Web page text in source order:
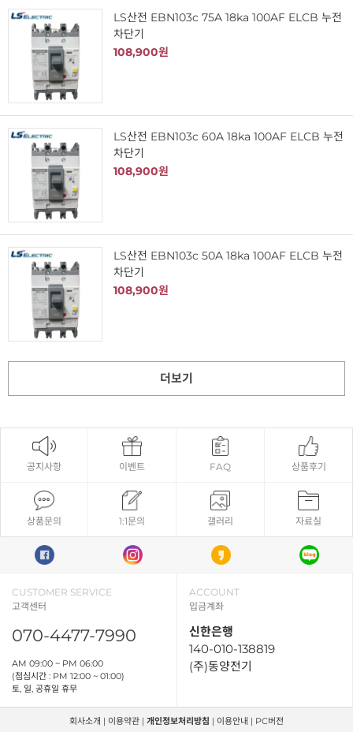
LS산전 EBN103c 75A 18ka 100AF ELCB 누전
차단기
108,900원
LS산전 EBN103c 60A 18ka 100AF ELCB 누전
차단기
108,900원
LS산전 EBN103c 50A 18ka 100AF ELCB 누전
차단기
108,900원
더보기
공지사항 이벤트 FAQ 상품후기
상품문의 1:1문의 갤러리 자료실
CUSTOMER SERVICE
고객센터
070-4477-7990
AM 09:00 ~ PM 06:00
(점심시간 : PM 12:00 ~ 01:00)
토, 일, 공휴일 휴무
ACCOUNT
입금계좌
신한은행
140-010-138819
(주)동양전기
회사소개 | 이용약관 | 개인정보처리방침 | 이용안내 | PC버전